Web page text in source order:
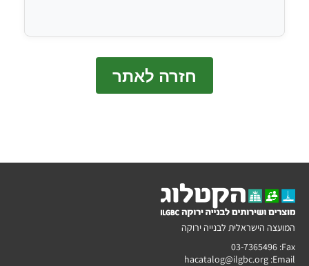
חזרה לאתר
המועצה הישראלית לבנייה ירוקה
Fax:
03-7365496
Email:
hacatalog@ilgbc.org